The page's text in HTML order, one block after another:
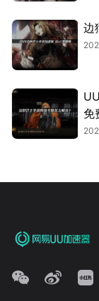
边
免